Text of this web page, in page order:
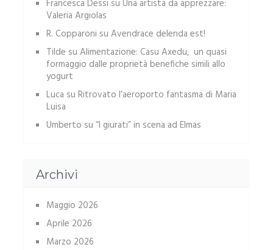
Francesca Dessi su Una artista da apprezzare:
Valeria Argiolas
R. Copparoni su Avendrace delenda est!
Tilde su Alimentazione: Casu Axedu, un quasi
formaggio dalle proprietà benefiche simili allo
yogurt
Luca su Ritrovato l’aeroporto fantasma di Maria
Luisa
Umberto su “I giurati” in scena ad Elmas
Archivi
Maggio 2026
Aprile 2026
Marzo 2026